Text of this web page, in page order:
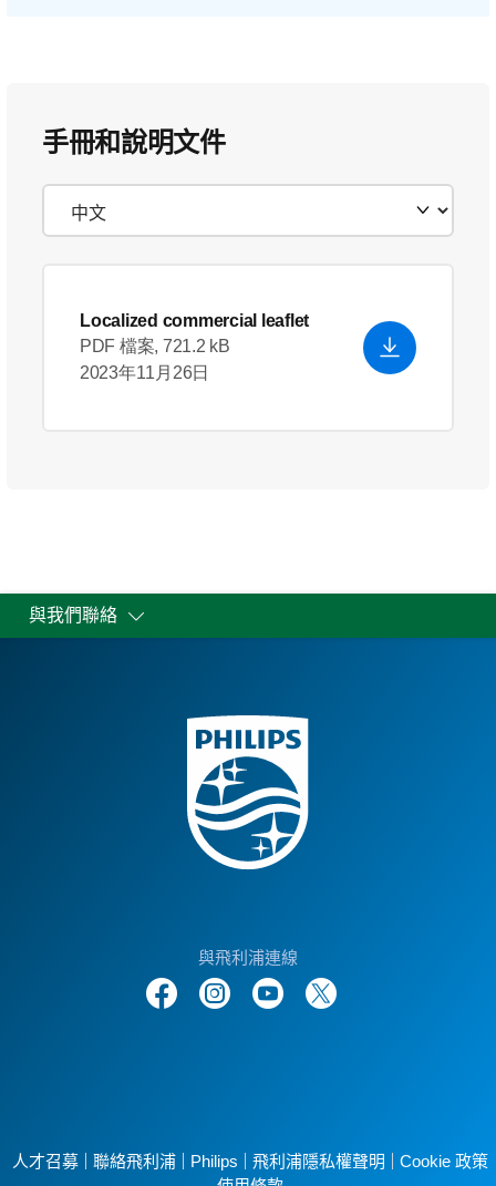
手冊和說明文件
Localized commercial leaflet
PDF 檔案, 721.2 kB
2023年11月26日
與我們聯絡
與飛利浦連線
人才召募 聯絡飛利浦 Philips 飛利浦隱私權聲明
Cookie 政策